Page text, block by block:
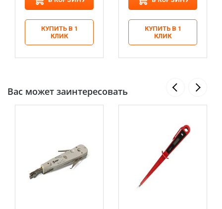
КУПИТЬ В 1
КЛИК
КУПИТЬ В 1
КЛИК
Вас может заинтересовать